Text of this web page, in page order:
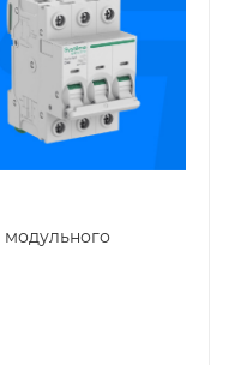
модульного